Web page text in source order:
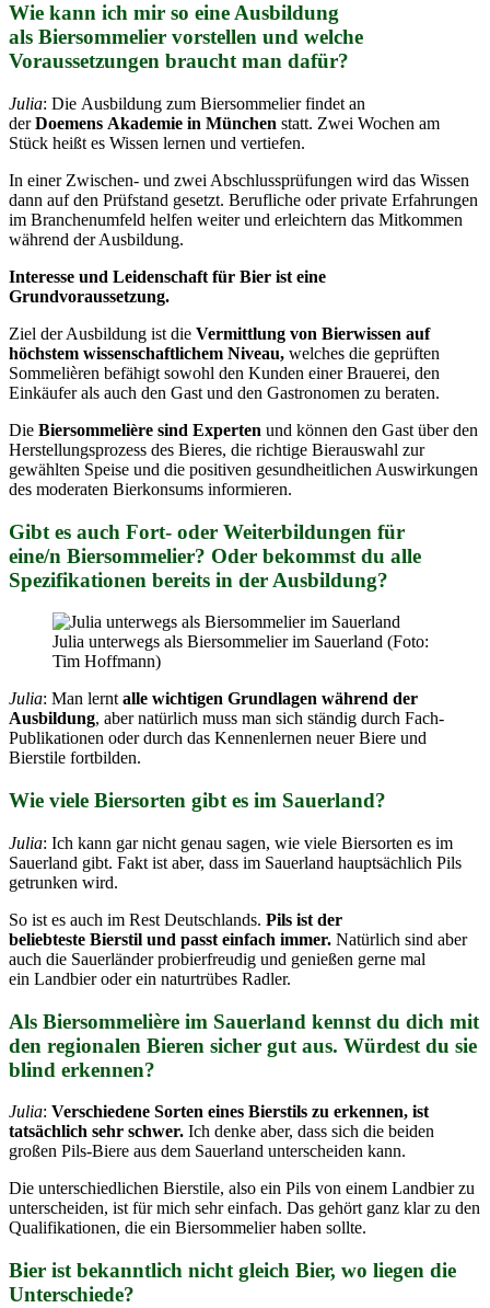
Wie kann ich mir so eine Ausbildung
als Biersommelier vorstellen und welche
Voraussetzungen braucht man dafür?
Julia: Die Ausbildung zum Biersommelier findet an
derDoemens Akademie in München statt. Zwei Wochen am
Stück heißt es Wissen lernen und vertiefen.
In einer Zwischen- und zwei Abschlussprüfungen wird das Wissen
dann auf den Prüfstand gesetzt. Berufliche oder private Erfahrungen
im Branchenumfeld helfen weiter und erleichtern das Mitkommen
während der Ausbildung.
Interesse und Leidenschaft für Bier ist eine
Grundvoraussetzung.
Ziel der Ausbildung ist die Vermittlung von Bierwissen auf
höchstem wissenschaftlichem Niveau, welches die geprüften
Sommelièren befähigt sowohl den Kunden einer Brauerei, den
Einkäufer als auch den Gast und den Gastronomen zu beraten.
Die Biersommelière sind Experten und können den Gast über den
Herstellungsprozess des Bieres, die richtige Bierauswahl zur
gewählten Speise und die positiven gesundheitlichen Auswirkungen
des moderaten Bierkonsums informieren.
Gibt es auch Fort- oder Weiterbildungen für
eine/n Biersommelier? Oder bekommst du alle
Spezifikationen bereits in der Ausbildung?
Julia unterwegs als Biersommelier im Sauerland (Foto:
Tim Hoffmann)
Julia: Man lerntalle wichtigen Grundlagen während der
Ausbildung, aber natürlich muss man sich ständig durch Fach-
Publikationen oder durch das Kennenlernen neuer Biere und
Bierstile fortbilden.
Wie viele Biersorten gibt es im Sauerland?
Julia: Ich kann gar nicht genau sagen, wie viele Biersorten es im
Sauerland gibt. Fakt ist aber, dass im Sauerland hauptsächlich Pils
getrunken wird.
So ist es auch im Rest Deutschlands. Pils ist der
beliebteste Bierstil und passt einfach immer. Natürlich sind aber
auch die Sauerländer probierfreudig und genießen gerne mal
ein Landbier oder ein naturtrübes Radler.
Als Biersommelière im Sauerland kennst du dich mit
den regionalen Bieren sicher gut aus. Würdest du sie
blind erkennen?
Julia: Verschiedene Sorten eines Bierstils zu erkennen, ist
tatsächlich sehr schwer. Ich denke aber, dass sich die beiden
großen Pils-Biere aus dem Sauerland unterscheiden kann.
Die unterschiedlichen Bierstile, also ein Pils von einem Landbier zu
unterscheiden, ist für mich sehr einfach. Das gehört ganz klar zu den
Qualifikationen, die ein Biersommelier haben sollte.
Bier ist bekanntlich nicht gleich Bier, wo liegen die
Unterschiede?